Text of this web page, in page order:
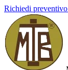
Richiedi preventivo